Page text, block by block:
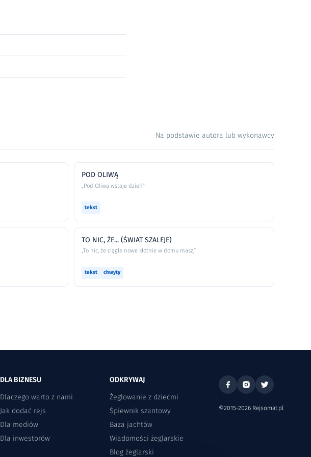
Na podstawie autora lub wykonawcy
POD OLIWĄ
„Pod Oliwą wstaje dzień”
tekst
TO NIC, ŻE... (ŚWIAT SZALEJE)
„To nic, że ciągle nowe kłótnie w domu masz,”
tekst chwyty
DLA BIZNESU
Dlaczego warto z nami
Jak dodać rejs
Dla mediów
Dla inwestorów
ODKRYWAJ
Żeglowanie z dziećmi
Śpiewnik szantowy
Baza jachtów
Wiadomości żeglarskie
Blog żeglarski
©2015-2026 Rejsomat.pl